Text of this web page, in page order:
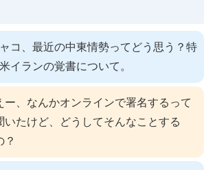
コ、最近の中東情勢ってどう思う？特
イランの覚書について。
ー、なんかオンラインで署名するって
いたけど、どうしてそんなことする
？